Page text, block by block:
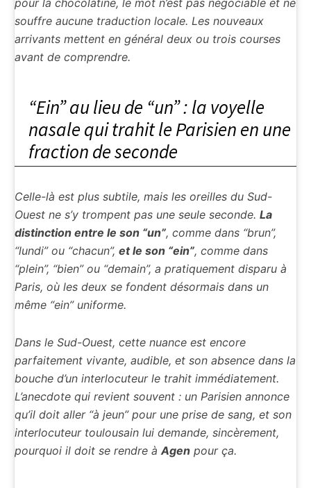
pour la chocolatine, le mot n’est pas négociable et ne
souffre aucune traduction locale. Les nouveaux
arrivants mettent en général deux ou trois courses
avant de comprendre.
“Ein” au lieu de “un” : la voyelle
nasale qui trahit le Parisien en une
fraction de seconde
Celle-là est plus subtile, mais les oreilles du Sud-
Ouest ne s’y trompent pas une seule seconde. La
distinction entre le son “un”, comme dans “brun”,
“lundi” ou “chacun”, et le son “ein”, comme dans
“plein”, “bien” ou “demain”, a pratiquement disparu à
Paris, où les deux se fondent désormais dans un
même “ein” uniforme.
Dans le Sud-Ouest, cette nuance est encore
parfaitement vivante, audible, et son absence dans la
bouche d’un interlocuteur le trahit immédiatement.
L’anecdote qui revient souvent : un Parisien annonce
qu’il doit aller “à jeun” pour une prise de sang, et son
interlocuteur toulousain lui demande, sincèrement,
pourquoi il doit se rendre àAgen pour ça.